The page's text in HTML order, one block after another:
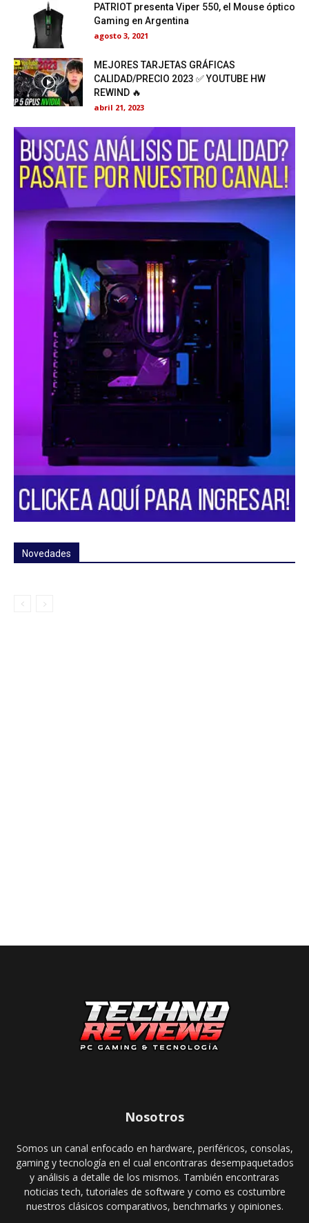
PATRIOT presenta Viper 550, el Mouse óptico
Gaming en Argentina
agosto 3, 2021
MEJORES TARJETAS GRÁFICAS
CALIDAD/PRECIO 2023 ✅ YOUTUBE HW
REWIND 🔥
abril 21, 2023
Novedades
Nosotros
Somos un canal enfocado en hardware, periféricos, consolas,
gaming y tecnología en el cual encontraras desempaquetados
y análisis a detalle de los mismos. También encontraras
noticias tech, tutoriales de software y como es costumbre
nuestros clásicos comparativos, benchmarks y opiniones.